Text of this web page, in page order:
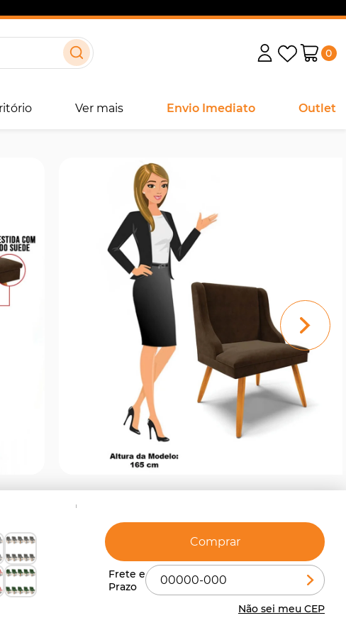
0
Ver mais Envio Imediato Outlet
Comprar
Não sei meu CEP